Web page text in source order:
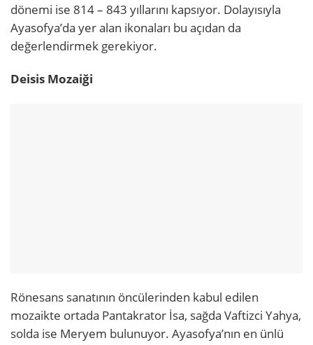
dönemi ise 814 – 843 yıllarını kapsıyor. Dolayısıyla
Ayasofya’da yer alan ikonaları bu açıdan da
değerlendirmek gerekiyor.
Deisis Mozaiği
Rönesans sanatının öncülerinden kabul edilen
mozaikte ortada Pantakrator İsa, sağda Vaftizci Yahya,
solda ise Meryem bulunuyor. Ayasofya’nın en ünlü